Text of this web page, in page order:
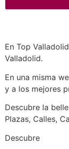
En Top
Valladolid.
En una misma
y a los mejores
Descubre la
Plazas, Calles,
Descubre